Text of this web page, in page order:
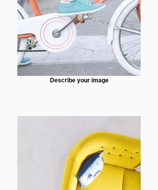
Describe your image